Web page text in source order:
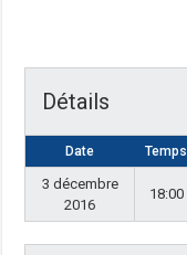
Détails
Date Temps
3 décembre
2016
18:00